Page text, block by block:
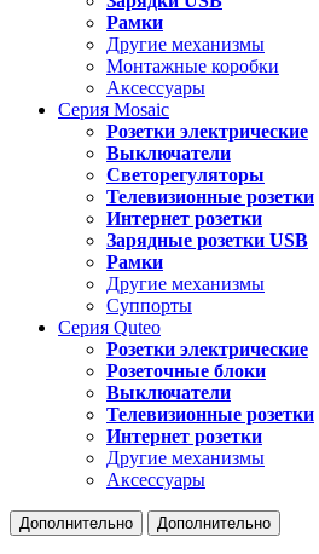
Рамки
Другие механизмы
Монтажные коробки
Аксессуары
Серия Mosaic
Розетки электрические
Выключатели
Светорегуляторы
Телевизионные розетки
Интернет розетки
Зарядные розетки USB
Рамки
Другие механизмы
Суппорты
Серия Quteo
Розетки электрические
Розеточные блоки
Выключатели
Телевизионные розетки
Интернет розетки
Другие механизмы
Аксессуары
Дополнительно Дополнительно